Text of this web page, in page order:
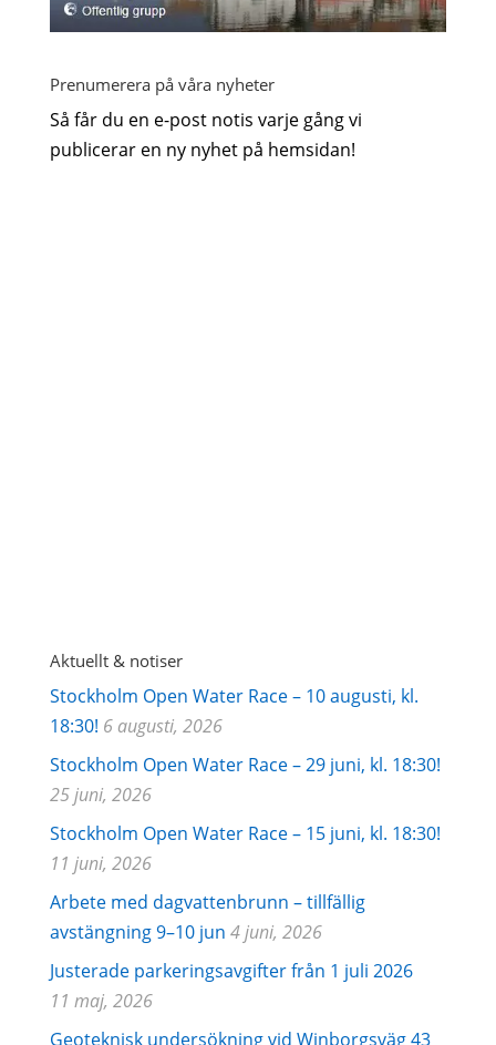
Prenumerera på våra nyheter
Så får du en e-post notis varje gång vi
publicerar en ny nyhet på hemsidan!
Aktuellt & notiser
Stockholm Open Water Race – 10 augusti, kl.
18:30! 6 augusti, 2026
Stockholm Open Water Race – 29 juni, kl. 18:30!
25 juni, 2026
Stockholm Open Water Race – 15 juni, kl. 18:30!
11 juni, 2026
Arbete med dagvattenbrunn – tillfällig
avstängning 9–10 jun 4 juni, 2026
Justerade parkeringsavgifter från 1 juli 2026
11 maj, 2026
Geoteknisk undersökning vid Winborgsväg 43